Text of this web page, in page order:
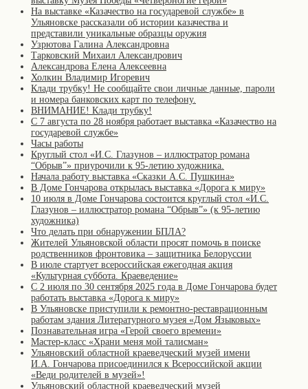
На выставке «Казачество на государевой службе» в
Ульяновске рассказали об истории казачества и
представили уникальные образцы оружия
Узрютова Галина Александровна
Тарковский Михаил Александрович
Александрова Елена Алексеевна
Холкин Владимир Игоревич
Клади трубку! Не сообщайте свои личные данные, пароли
и номера банковских карт по телефону.
ВНИМАНИЕ! Клади трубку!
С 7 августа по 28 ноября работает выставка «Казачество на
государевой службе»
Часы работы
Круглый стол «И.С. Глазунов – иллюстратор романа
“Обрыв”» приурочили к 95-летию художника.
Начала работу выставка «Сказки А.С. Пушкина»
В Доме Гончарова открылась выставка «Дорога к миру»
10 июля в Доме Гончарова состоится круглый стол «И.С.
Глазунов – иллюстратор романа “Обрыв”» (к 95-летию
художника)
Что делать при обнаружении БПЛА?
Жителей Ульяновской области просят помочь в поиске
родственников фронтовика – защитника Белоруссии
В июле стартует всероссийская ежегодная акция
«Культурная суббота. Краеведение»
С 2 июля по 30 сентября 2025 года в Доме Гончарова будет
работать выставка «Дорога к миру»
В Ульяновске приступили к ремонтно-реставрационным
работам здания Литературного музея «Дом Языковых»
Познавательная игра «Герой своего времени»
Мастер-класс «Храни меня мой талисман»
Ульяновский областной краеведческий музей имени
И.А. Гончарова присоединился к Всероссийской акции
«Веди родителей в музей»!
Ульяновский областной краеведческий музей